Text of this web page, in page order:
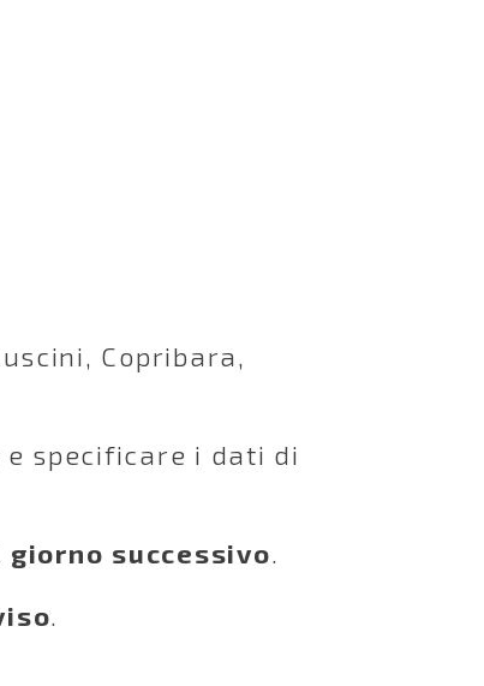
Copribara,
specificare i dati di
giorno successivo.
.